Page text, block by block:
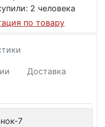
2 человека
по товару
Доставка
7